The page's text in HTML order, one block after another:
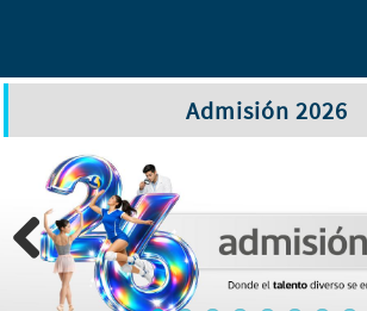
Admisión 2026
Previous